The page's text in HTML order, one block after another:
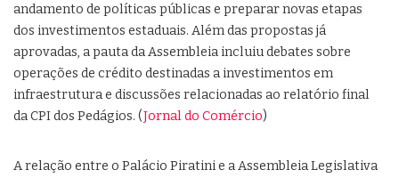
andamento de políticas públicas e preparar novas etapas
dos investimentos estaduais. Além das propostas já
aprovadas, a pauta da Assembleia incluiu debates sobre
operações de crédito destinadas a investimentos em
infraestrutura e discussões relacionadas ao relatório final
da CPI dos Pedágios. (Jornal do Comércio)
A relação entre o Palácio Piratini e a Assembleia Legislativa